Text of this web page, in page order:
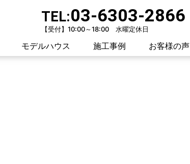
TEL:03-6303-2866
【受付】10:00～18:00 水曜定休日
モデルハウス 施工事例 お客様の声